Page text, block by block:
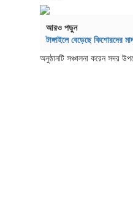
আরও পড়ুন
টাঙ্গাইলে বেড়েছে কিশোরদের
অনুষ্ঠানটি সঞ্চালনা করেন সদর